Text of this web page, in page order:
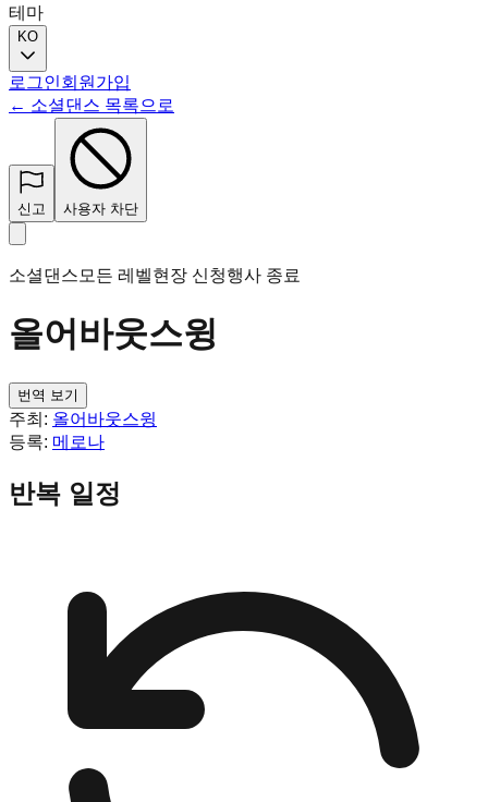
테마
KO
로그인회원가입
← 소셜댄스 목록으로
신고 사용자 차단
소셜댄스 모든 레벨현장 신청행사 종료
올어바웃스윙
번역 보기
주최: 올어바웃스윙
등록: 메로나
반복 일정